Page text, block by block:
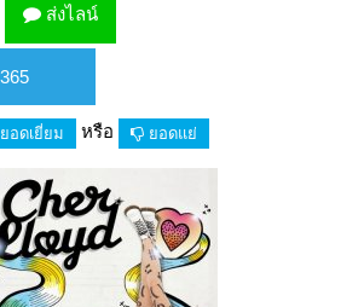
ส่งไลน์
ยอดเยี่ยม หรือ ยอดแย่